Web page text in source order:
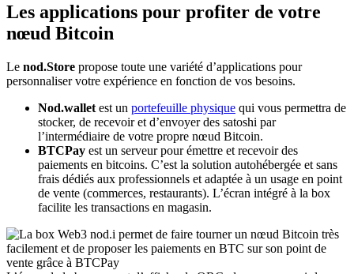
Les applications pour profiter de votre
nœud Bitcoin
Le nod.Store propose toute une variété d’applications pour
personnaliser votre expérience en fonction de vos besoins.
Nod.wallet est un portefeuille physique qui vous permettra de
stocker, de recevoir et d’envoyer des satoshi par
l’intermédiaire de votre propre nœud Bitcoin.
BTCPay est un serveur pour émettre et recevoir des
paiements en bitcoins. C’est la solution autohébergée et sans
frais dédiés aux professionnels et adaptée à un usage en point
de vente (commerces, restaurants). L’écran intégré à la box
facilite les transactions en magasin.